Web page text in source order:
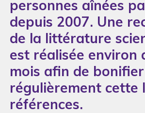
personnes aînées
depuis 2007. Une
de la littérature
est réalisée environ
mois afin de bonifier
régulièrement cette
références.